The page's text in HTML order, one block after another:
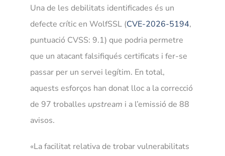
Una de les debilitats identificades és un
defecte crític en WolfSSL (CVE-2026-5194,
puntuació CVSS: 9.1) que podria permetre
que un atacant falsifiqués certificats i fer-se
passar per un servei legítim. En total,
aquests esforços han donat lloc a la correcció
de 97 troballes upstream i a l’emissió de 88
avisos.
«La facilitat relativa de trobar vulnerabilitats